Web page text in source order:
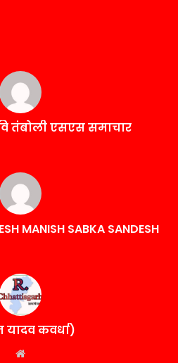
तंबोली एसएस समाचार
MANISH SABKA SANDESH
यादव कवर्धा)